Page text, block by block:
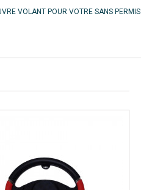
VOLANT POUR VOTRE SANS